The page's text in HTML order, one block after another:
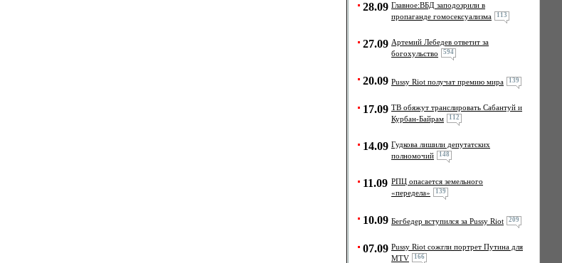
28.09 Главное:ВБД заподозрили в
пропаганде гомосексуализма
113
27.09 Артемий Лебедев ответит за
богохульство
594
20.09 Pussy Riot получат премию мира 139
17.09 ТВ обяжут транслировать Сабантуй и
Курбан-Байрам
112
14.09 Гудкова лишили депутатских
полномочий
148
11.09 РПЦ опасается земельного
«передела»
139
10.09 Бегбедер вступился за Pussy Riot 209
07.09 Pussy Riot сожгли портрет Путина для
MTV
166